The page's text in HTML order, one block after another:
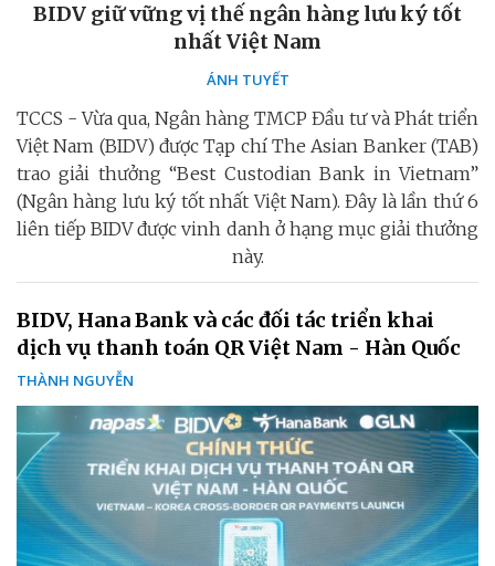
BIDV giữ vững vị thế ngân hàng lưu ký tốt
nhất Việt Nam
ÁNH TUYẾT
TCCS - Vừa qua, Ngân hàng TMCP Đầu tư và Phát triển
Việt Nam (BIDV) được Tạp chí The Asian Banker (TAB)
trao giải thưởng “Best Custodian Bank in Vietnam”
(Ngân hàng lưu ký tốt nhất Việt Nam). Đây là lần thứ 6
liên tiếp BIDV được vinh danh ở hạng mục giải thưởng
này.
BIDV, Hana Bank và các đối tác triển khai
dịch vụ thanh toán QR Việt Nam - Hàn Quốc
THÀNH NGUYỄN